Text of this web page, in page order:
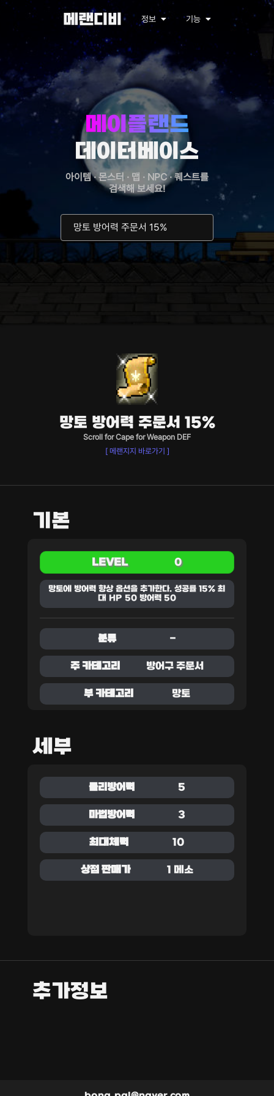
메랜디비 정보 기능
메이플랜드
데이터베이스
아이템 · 몬스터 · 맵 · NPC · 퀘스트를
검색해 보세요!
망토 방어력 주문서 15%
Scroll for Cape for Weapon DEF
[ 메랜지지 바로가기 ]
기본
LEVEL 0
망토에 방어력 향상 옵션을 추가한다. 성공률 15% 최
대 HP 50 방어력 50
분류 -
주 카테고리 방어구 주문서
부 카테고리 망토
세부
물리방어력 5
마법방어력 3
최대체력 10
상점 판매가 1 메소
추가정보